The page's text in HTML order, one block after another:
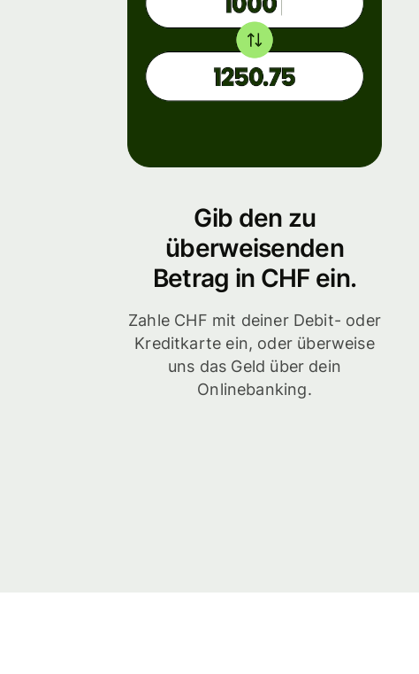
Gib den zu
überweisenden
Betrag in CHF ein.
Zahle CHF mit deiner Debit- oder
Kreditkarte ein, oder überweise
uns das Geld über dein
Onlinebanking.